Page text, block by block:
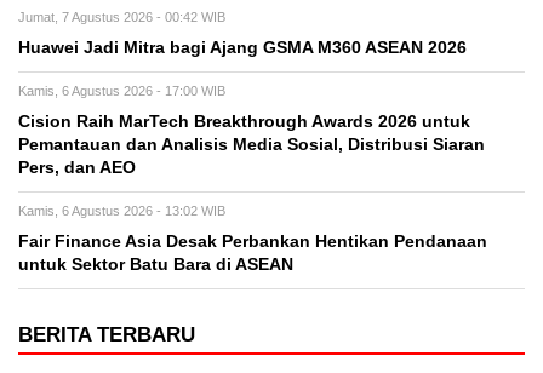
Jumat, 7 Agustus 2026 - 00:42 WIB
Huawei Jadi Mitra bagi Ajang GSMA M360 ASEAN 2026
Kamis, 6 Agustus 2026 - 17:00 WIB
Cision Raih MarTech Breakthrough Awards 2026 untuk
Pemantauan dan Analisis Media Sosial, Distribusi Siaran
Pers, dan AEO
Kamis, 6 Agustus 2026 - 13:02 WIB
Fair Finance Asia Desak Perbankan Hentikan Pendanaan
untuk Sektor Batu Bara di ASEAN
BERITA TERBARU